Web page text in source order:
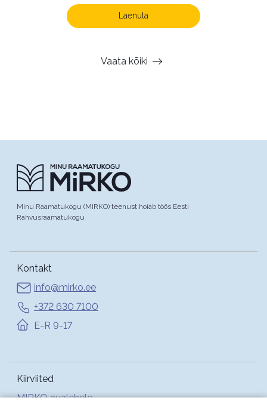
Laenuta
Vaata kõiki
Minu Raamatukogu (MIRKO) teenust hoiab töös Eesti
Rahvusraamatukogu
Kontakt
info@mirko.ee
+372 630 7100
E-R 9-17
Kiirviited
MIRKO avalehele